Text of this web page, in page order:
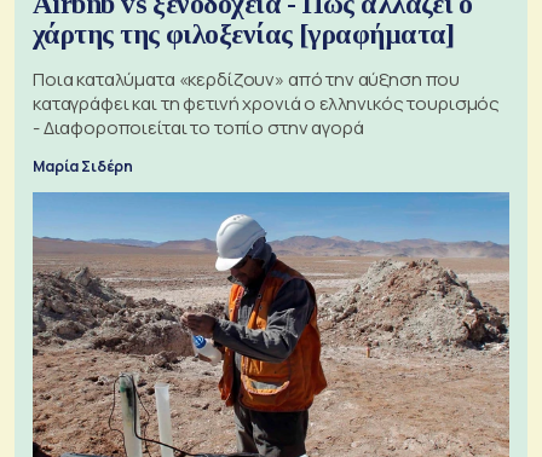
χάρτης της φιλοξενίας [γραφήματα]
Ποια καταλύματα «κερδίζουν» από την αύξηση που
καταγράφει και τη φετινή χρονιά ο ελληνικός τουρισμός
- Διαφοροποιείται το τοπίο στην αγορά
Μαρία Σιδέρη